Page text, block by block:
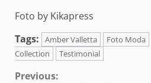
Foto by Kikapress
Tags:
Amber Valletta Foto Moda
Collection
Testimonial
Previous: